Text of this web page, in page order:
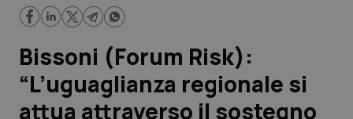
Governo e Parlamento
Regioni e Asl
Lavoro e Professioni
Bissoni (Forum Risk):
“L’uguaglianza regionale si
attua attraverso il sostegno